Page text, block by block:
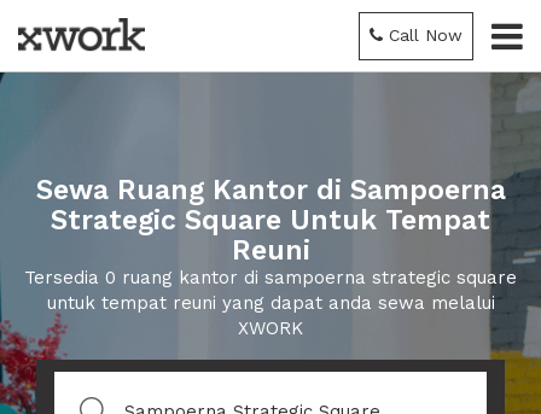
Call Now
Sewa Ruang Kantor di Sampoerna
Strategic Square Untuk Tempat
Reuni
Tersedia 0 ruang kantor di sampoerna strategic square
untuk tempat reuni yang dapat anda sewa melalui
XWORK